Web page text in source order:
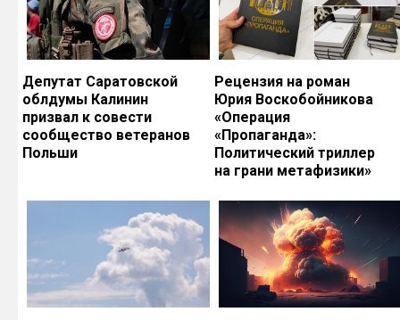
Депутат Саратовской
облдумы Калинин
призвал к совести
сообщество ветеранов
Польши
Рецензия на роман
Юрия Воскобойникова
«Операция
«Пропаганда»:
Политический триллер
на грани метафизики»